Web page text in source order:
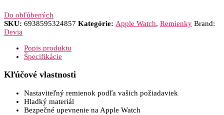
Do obľúbených
SKU: 6938595324857 Kategórie: Apple Watch, Remienky Brand:
Devia
Popis produktu
Špecifikácie
Kľúčové vlastnosti
Nastaviteľný remienok podľa vašich požiadaviek
Hladký materiál
Bezpečné upevnenie na Apple Watch